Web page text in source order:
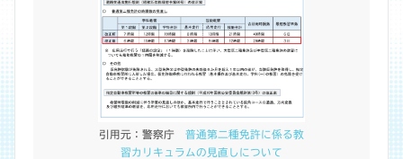
引用元：警察庁 普通第二種免許に係る教
習カリキュラムの見直しについて